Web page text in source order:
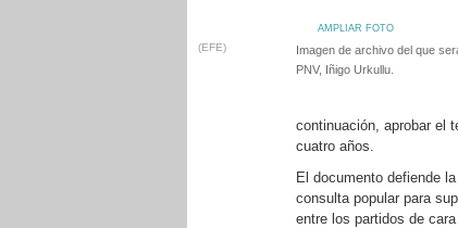
AMPLIAR FOTO
(EFE)
Imagen de archivo del que
PNV, Iñigo Urkullu.
continuación, aprobar el
cuatro años.
El documento defiende
consulta popular para
entre los partidos de